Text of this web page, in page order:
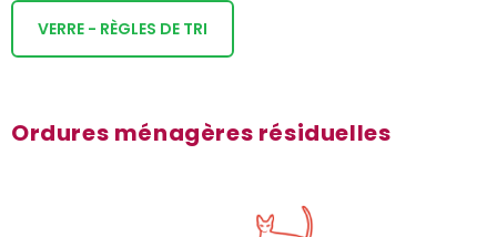
VERRE - RÈGLES DE TRI
Ordures ménagères résiduelles